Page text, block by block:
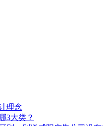
理念
3大类？